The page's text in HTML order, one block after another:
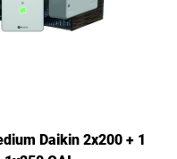
Daikin 2x200 + 1